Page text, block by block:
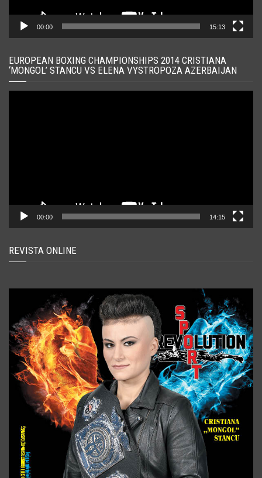
00:00 15:13
EUROPEAN BOXING CHAMPIONSHIPS 2014 CRISTIANA
‘MONGOL’ STANCU VS ELENA VYSTROPOZA AZERBAIJAN
00:00 14:15
REVISTA ONLINE